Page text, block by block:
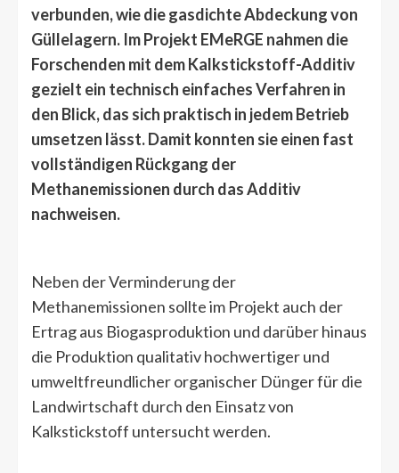
verbunden, wie die gasdichte Abdeckung von
Güllelagern. Im Projekt EMeRGE nahmen die
Forschenden mit dem Kalkstickstoff-Additiv
gezielt ein technisch einfaches Verfahren in
den Blick, das sich praktisch in jedem Betrieb
umsetzen lässt. Damit konnten sie einen fast
vollständigen Rückgang der
Methanemissionen durch das Additiv
nachweisen.
Neben der Verminderung der
Methanemissionen sollte im Projekt auch der
Ertrag aus Biogasproduktion und darüber hinaus
die Produktion qualitativ hochwertiger und
umweltfreundlicher organischer Dünger für die
Landwirtschaft durch den Einsatz von
Kalkstickstoff untersucht werden.